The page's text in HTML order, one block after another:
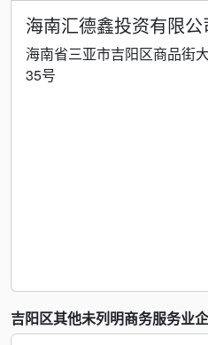
海南汇德鑫投资有限公
海南省三亚市吉阳区商品街
35号
吉阳区其他未列明商务服务业